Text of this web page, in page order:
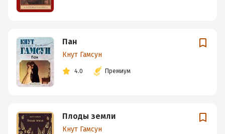
Пан
Кнут Гамсун
4.0 Премиум
Плоды земли
Кнут Гамсун